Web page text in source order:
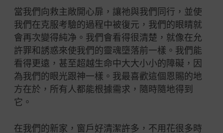
當我們向救主敞開心扉，讓祂與我們同行 ，並使
我們在克服考驗的過程中被復元，我們的眼睛就
會再次變得純净。我們會看得很清楚，就像在允
許罪和誘惑來使我們的靈魂墮落前一樣。我們能
看得更遠，甚至超越生命中大大小小的障礙，因
為我們的眼光跟神一樣。我最喜歡這個恩賜的地
方在於，所有人都能根據需求，隨時隨地得到
它。
在我們的新家，窗戶好清潔許多，不用花很多時